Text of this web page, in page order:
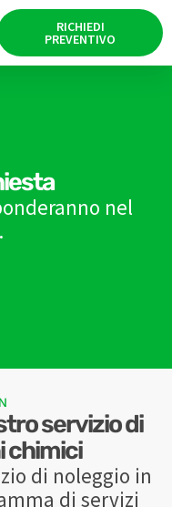
RICHIEDI
PREVENTIVO
nel
servizio di
chimici
di noleggio in
di servizi